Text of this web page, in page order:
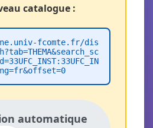
catalogue :
fcomte.fr/dis
automatique